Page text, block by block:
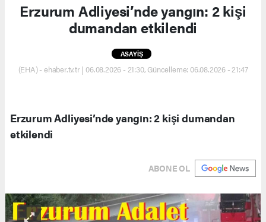
Erzurum Adliyesi’nde yangın: 2 kişi
dumandan etkilendi
ASAYİŞ
(EHA) - ehaber.tv.tr | 06.08.2026 - 21:30, Güncelleme: 06.08.2026 - 21:47
Erzurum Adliyesi’nde yangın: 2 kişi dumandan
etkilendi
ABONE OL